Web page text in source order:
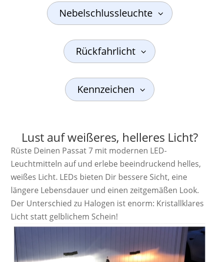
Nebelschlussleuchte
Rückfahrlicht
Kennzeichen
Lust auf weißeres, helleres Licht?
Rüste Deinen Passat 7 mit modernen LED-
Leuchtmitteln auf und erlebe beeindruckend helles,
weißes Licht. LEDs bieten Dir bessere Sicht, eine
längere Lebensdauer und einen zeitgemäßen Look.
Der Unterschied zu Halogen ist enorm: Kristallklares
Licht statt gelblichem Schein!